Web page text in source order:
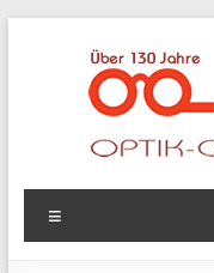
Optik
Heger